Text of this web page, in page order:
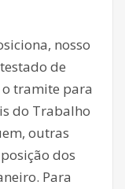
nosso
de
tramite para
do Trabalho
outras
dos
Para